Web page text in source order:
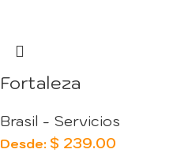
Fortaleza
Brasil - Servicios
Desde: $ 239.00